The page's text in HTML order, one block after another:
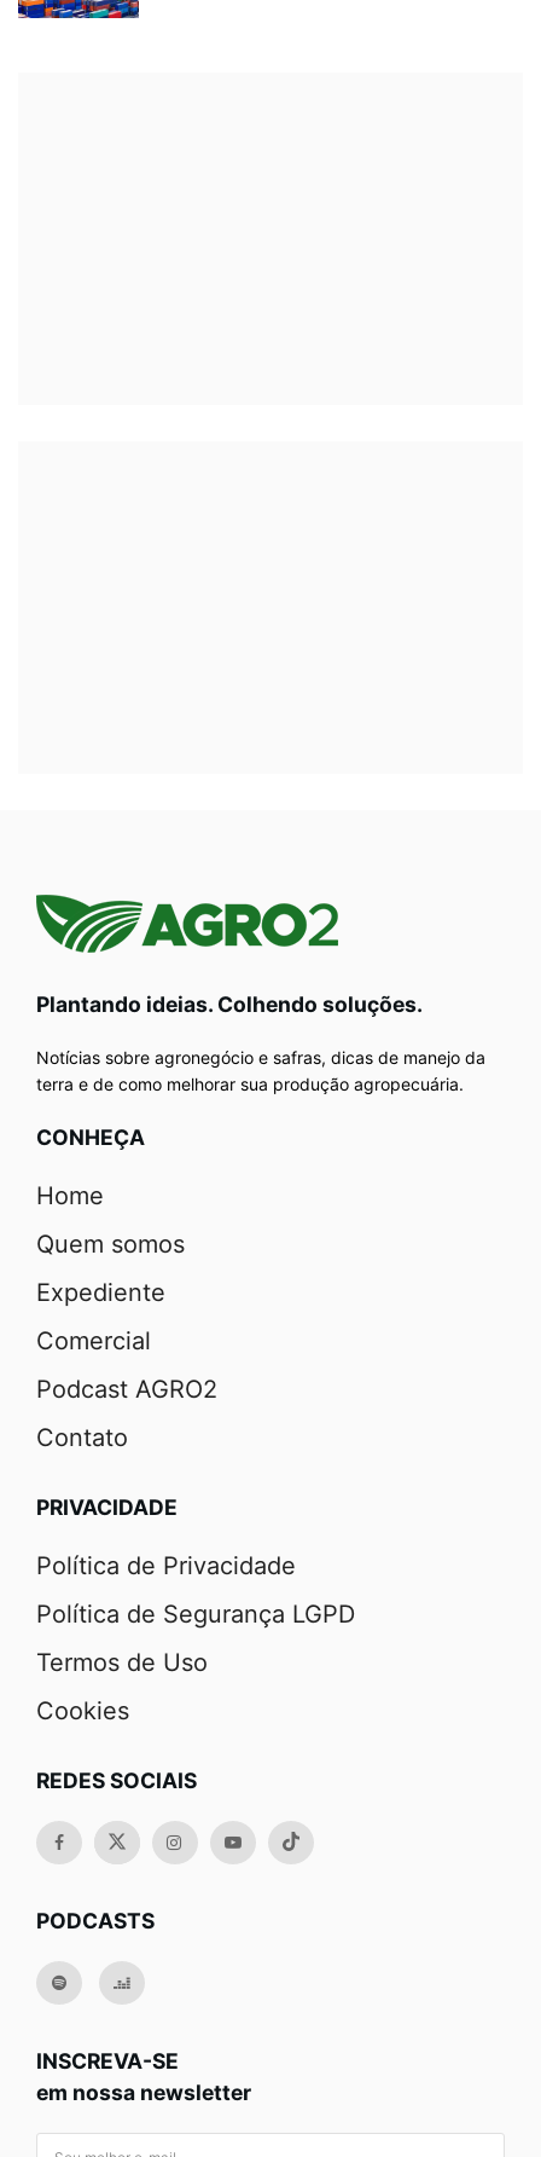
Plantando ideias. Colhendo soluções.
Notícias sobre agronegócio e safras, dicas de manejo da
terra e de como melhorar sua produção agropecuária.
CONHEÇA
Home
Quem somos
Expediente
Comercial
Podcast AGRO2
Contato
PRIVACIDADE
Política de Privacidade
Política de Segurança LGPD
Termos de Uso
Cookies
REDES SOCIAIS
PODCASTS
INSCREVA-SE
em nossa newsletter